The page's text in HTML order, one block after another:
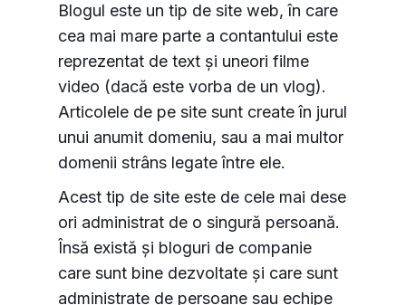
Blogul este un tip de site web, în care
cea mai mare parte a contantului este
reprezentat de text și uneori filme
video (dacă este vorba de un vlog).
Articolele de pe site sunt create în jurul
unui anumit domeniu, sau a mai multor
domenii strâns legate între ele.
Acest tip de site este de cele mai dese
ori administrat de o singură persoană.
Însă există și bloguri de companie
care sunt bine dezvoltate și care sunt
administrate de persoane sau echipe